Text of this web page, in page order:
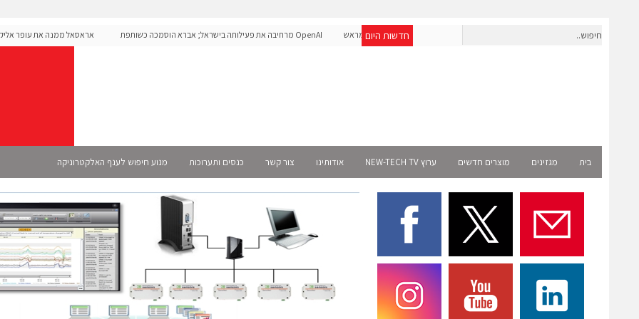
חדשות היום
חברת IAIG גייסה 6 מיליון דולר להקמת חברות תוכנה שנבנו מראש
OpenAI מרחיבה את פעילותה בישראל; אברא הוסמכה כשותפת
אראסאל ממנה את עופר
בית מגזינים מוצרים חדשים ערוץ NEW-TECH TV אודותינו צור קשר כנסים ותערוכות מנוע חיפוש לענף האלקטרוניקה